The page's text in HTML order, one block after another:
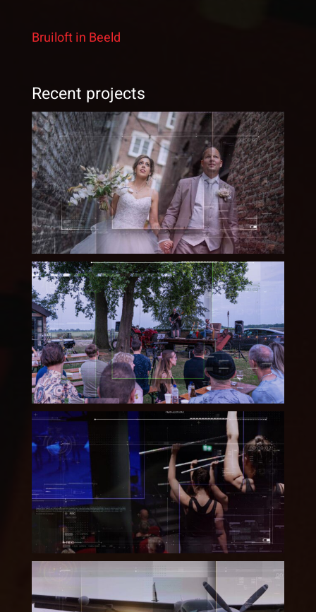
Bruiloft in Beeld
Recent projects
Bruiloft Roger & Patricia –
05 08 2023
Dads United – Memorial
Party
Dansstudio Release – The
New Wave 2022